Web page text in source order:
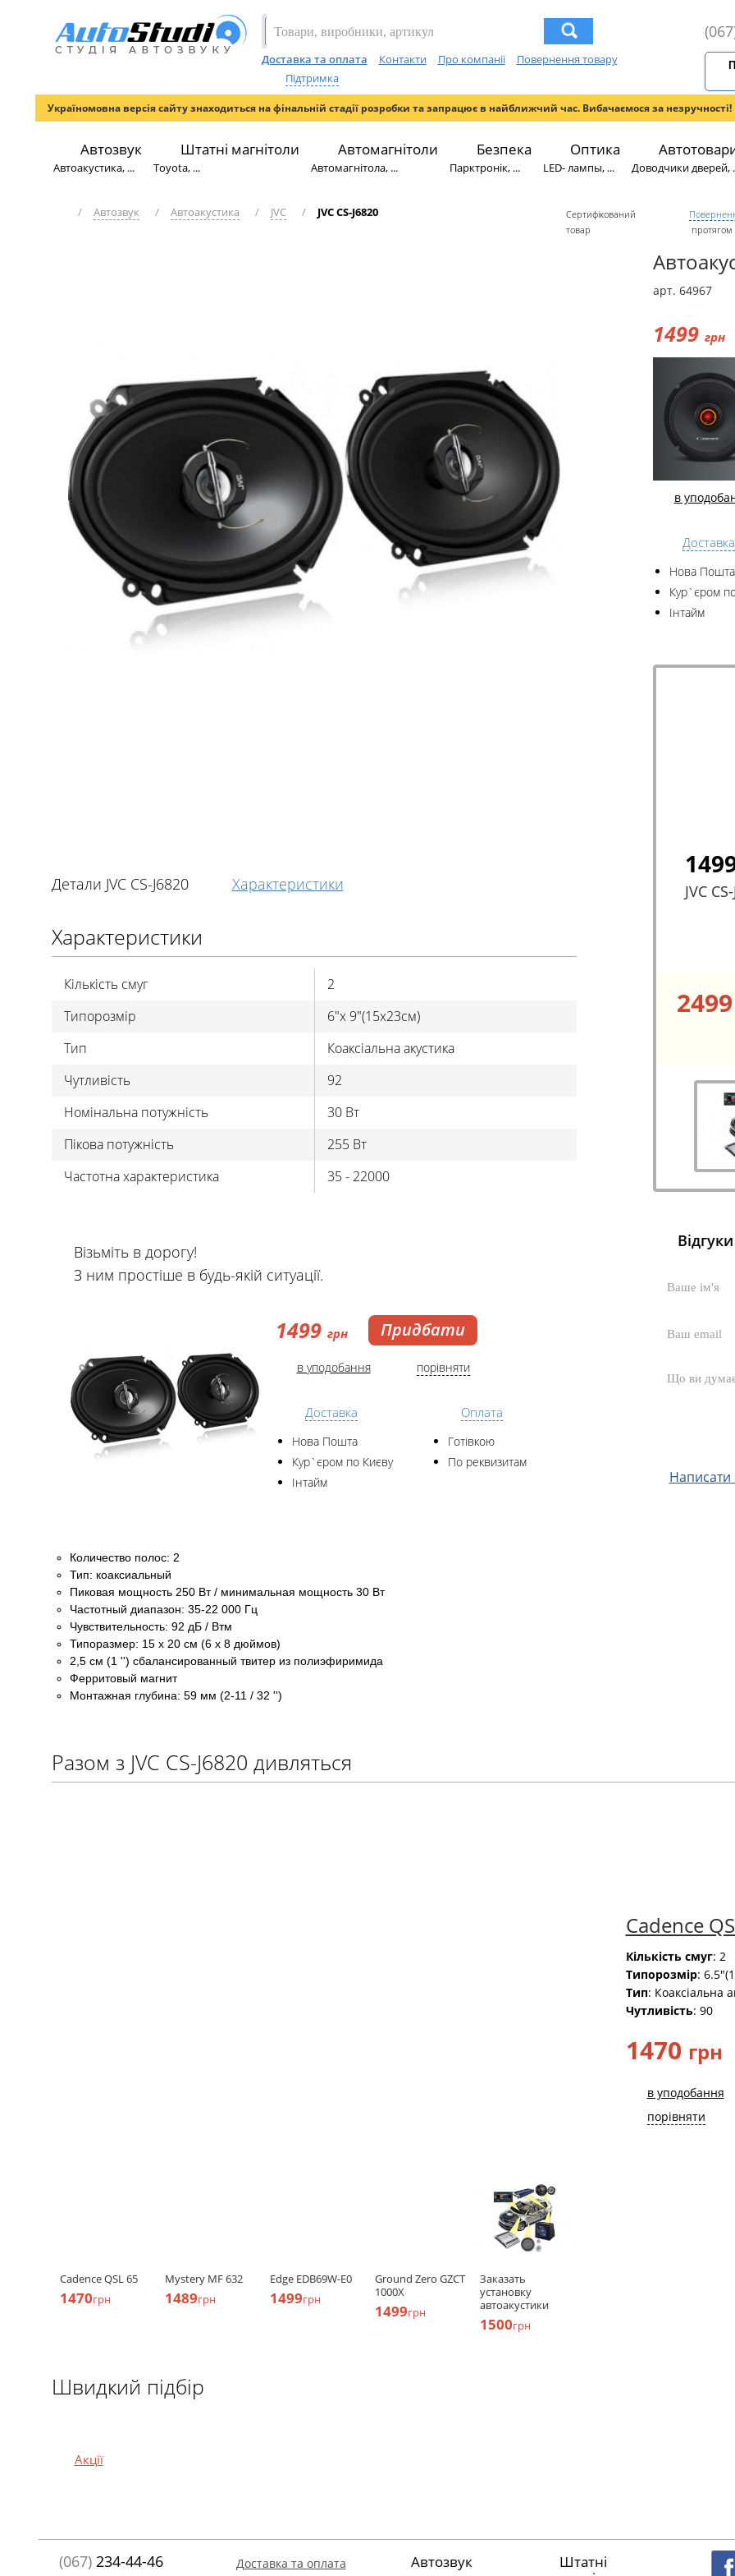
Доставка та оплата Контакти Про компанії
Повернення товару
Підтримка
Україномовна версія сайту знаходиться на фінальній стадії розробки та запрацює в найближчий час. Вибачаємося за незручності!
Автозвук
Автоакустика, ...
Штатні магнітоли
Toyota, ...
Автомагнітоли
Автомагнітола, ...
Безпека
Парктронік, ...
Оптика
LED- лампы, ... Доводчики дверей,
/ Автозвук / Автоакустика / JVC / JVC CS-J6820
Сертифікований
товар
протягом
Детали JVC CS-J6820 Характеристики
Характеристики
Кількість смуг
2
Типорозмір
6"x 9"(15x23см)
Тип
Коаксіальна акустика
Чутливість
92
Номінальна потужність
30 Вт
Пікова потужність
255 Вт
Частотна характеристика
35 - 22000
Візьміть в дорогу!
З ним простіше в будь-якій ситуації.
1499 грн Придбати
в уподобання порівняти
Доставка
Нова Пошта
Кур`єром по Києву
Інтайм
Оплата
Готівкою
По реквизитам
Количество полос: 2
Тип: коаксиальный
Пиковая мощность 250 Вт / минимальная мощность 30 Вт
Частотный диапазон: 35-22 000 Гц
Чувствительность: 92 дБ / Втм
Типоразмер: 15 x 20 см (6 x 8 дюймов)
2,5 см (1 '') сбалансированный твитер из полиэфиримида
Ферритовый магнит
Монтажная глубина: 59 мм (2-11 / 32 '')
арт. 64967
1499 грн
в
Доставка
Нова Пошта
Кур`єром
Інтайм
JVC
2499
Відгуки
Написати
Разом з JVC CS-J6820 дивляться
Cadence QSL 65
1470грн
Mystery MF 632
1489грн
Edge EDB69W-E0
1499грн
Ground Zero GZCT
1000X
1499грн
Заказать
установку
автоакустики
1500грн
Cadence
Кількість смуг: 2
Типорозмір:
Тип: Коаксіальна
Чутливість: 90
1470 грн
в уподобання
порівняти
Швидкий підбір
Акції
(067)234-44-46 Доставка та оплата Автозвук
Штатні